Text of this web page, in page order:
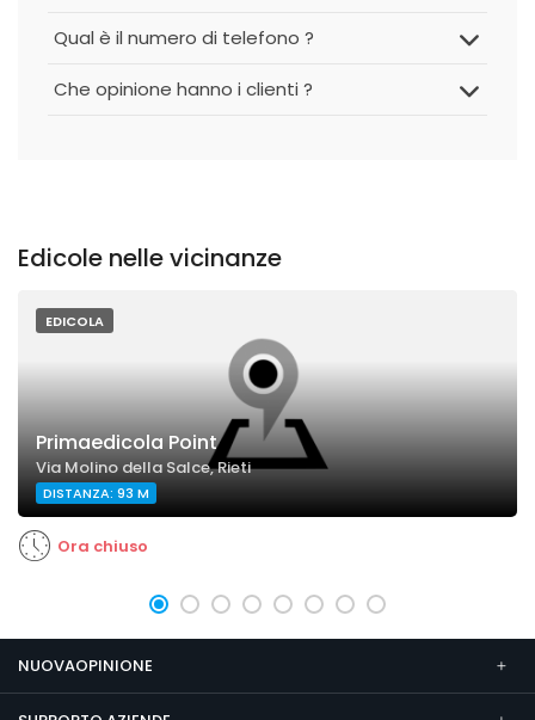
Qual è il numero di telefono ?
Che opinione hanno i clienti ?
Edicole nelle vicinanze
EDICOLA
Primaedicola Point
Via Molino della Salce, Rieti
DISTANZA: 93 M
Ora chiuso
NUOVAOPINIONE